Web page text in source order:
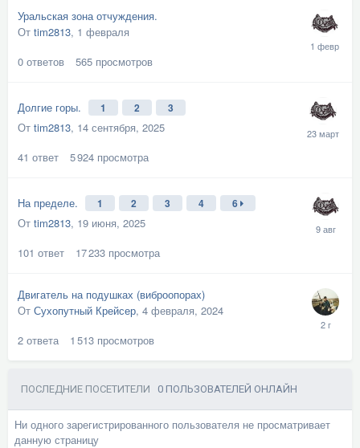
Уральская зона отчуждения.
От tim2813, 1 февраля
0 ответов 565 просмотров
Долгие горы. 1 2 3
От tim2813, 14 сентября, 2025
41 ответ 5 924 просмотра
На пределе. 1 2 3 4 6
От tim2813, 19 июня, 2025
101 ответ 17 233 просмотра
Двигатель на подушках (виброопорах)
От Сухопутный Крейсер, 4 февраля, 2024
2 ответа 1 513 просмотров
ПОСЛЕДНИЕ ПОСЕТИТЕЛИ 0 ПОЛЬЗОВАТЕЛЕЙ ОНЛАЙН
Ни одного зарегистрированного пользователя не просматривает
данную страницу